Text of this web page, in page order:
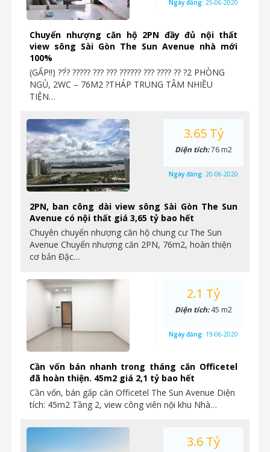
Chuyển nhượng căn hộ 2PN đầy đủ nội thất
view sông Sài Gòn The Sun Avenue nhà mới
100%
(GẤP‼️) ??́? ????? ??? ??? ?????? ??? ???? ?? ?2 PHÒNG
NGỦ, 2WC – 76M2 ?THÁP TRUNG TÂM NHIỀU
TIỆN…
Ngày đăng: 25-06-2020
2PN, ban công dài view sông Sài Gòn The Sun
Avenue có nội thất giá 3,65 tỷ bao hết
Chuyên chuyển nhượng căn hộ chung cư The Sun
Avenue Chuyển nhượng căn 2PN, 76m2, hoàn thiện
cơ bản Đặc…
3.65 Tỷ
Diện tích:76 m2
Ngày đăng: 20-06-2020
Cần vốn bán nhanh trong tháng căn Officetel
đã hoàn thiện. 45m2 giá 2,1 tỷ bao hết
Cần vốn, bán gấp căn Officetel The Sun Avenue Diện
tích: 45m2 Tầng 2, view công viên nội khu Nhà…
2.1 Tỷ
Diện tích:45 m2
Ngày đăng: 19-06-2020
3.6 Tỷ